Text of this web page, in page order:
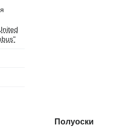
Полуоски